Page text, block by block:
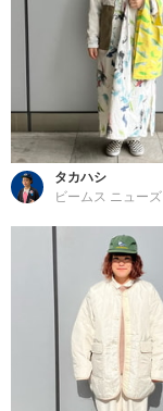
タカハシ
ビームス ニューズ